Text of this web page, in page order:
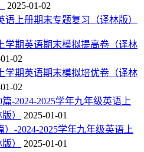
2025-01-02
语上册期末专题复习（译林版）
学期英语期末模拟提高卷（译林
02
学期英语期末模拟培优卷（译林
02
-2024-2025学年九年级英语上
）
2025-01-01
-2024-2025学年九年级英语上
）
2025-01-01